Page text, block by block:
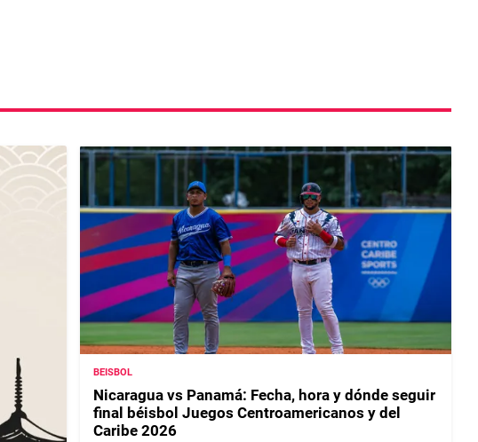
BEISBOL
Nicaragua vs Panamá: Fecha, hora y dónde seguir
final béisbol Juegos Centroamericanos y del
Caribe 2026